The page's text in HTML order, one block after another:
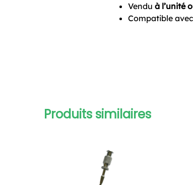
Vendu à l’unité
Compatible
Produits similaires